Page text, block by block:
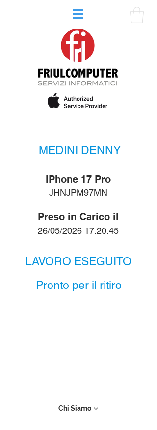
MEDINI DENNY
JHNJPM97MN
iPhone 17 Pro
Preso in Carico il
26/05/2026 17.20.45
LAVORO ESEGUITO
Pronto per il ritiro
Chi Siamo